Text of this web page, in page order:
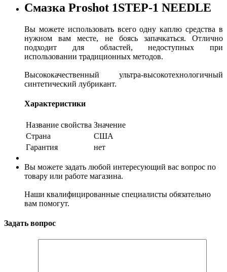
Смазка Proshot 1STEP-1 NEEDLE
Вы можете использовать всего одну каплю средства в
нужном вам месте, не боясь запачкаться. Отлично
подходит для областей, недоступных при
использовании традиционных методов.
Высококачественный ультра-высокотехнологичный
синтетический лубрикант.
Характеристики
Название свойства Значение
Страна
США
Гарантия
нет
Вы можете задать любой интересующий вас вопрос по
товару или работе магазина.
Наши квалифицированные специалисты обязательно
вам помогут.
Задать вопрос